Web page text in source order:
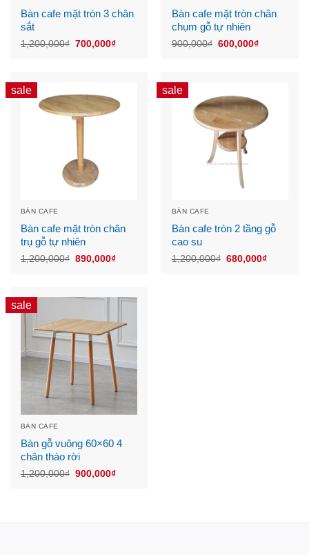
Bàn cafe mặt tròn 3 chân
sắt
1,200,000₫ Original
price
700,000₫Current
Bàn cafe mặt tròn chân
chụm gỗ tự nhiên
900,000₫ Original
price
600,000₫Current
sale
BÀN CAFE
Bàn cafe mặt tròn chân
trụ gỗ tự nhiên
1,200,000₫ Original
price
890,000₫Current
sale
BÀN CAFE
Bàn cafe tròn 2 tầng gỗ
cao su
1,200,000₫ Original
price
680,000₫Current
sale
BÀN CAFE
Bàn gỗ vuông 60×60 4
chân tháo rời
1,200,000₫ Original
price
900,000₫Current